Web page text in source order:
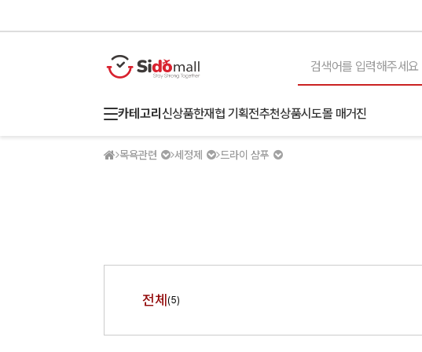
카테고리 신상품한재협 기획전추천상품시도몰 매거진
목욕관련 세정제 드라이 샴푸
전체 (5)